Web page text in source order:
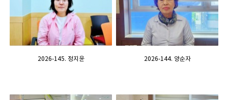
2026-145. 정지윤 2026-144. 양순자